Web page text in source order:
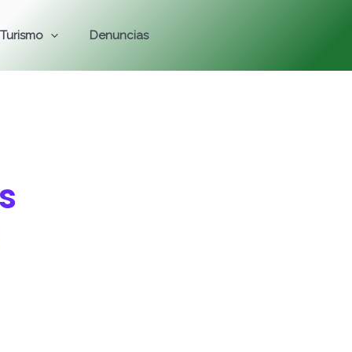
Turismo Denuncias